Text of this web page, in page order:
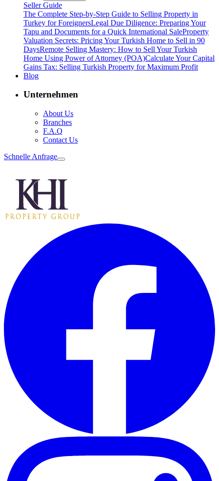
Seller Guide
The Complete Step-by-Step Guide to Selling Property in
Turkey for ForeignersLegal Due Diligence: Preparing Your
Tapu and Documents for a Quick International SaleProperty
Valuation Secrets: Pricing Your Turkish Home to Sell in 90
DaysRemote Selling Mastery: How to Sell Your Turkish
Home Using Power of Attorney (POA)Calculate Your Capital
Gains Tax: Selling Turkish Property for Maximum Profit
Blog
Unternehmen
About Us
Branches
F.A.Q
Contact Us
Schnelle Anfrage